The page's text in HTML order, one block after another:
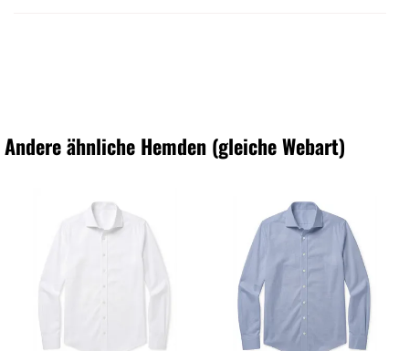
Andere ähnliche Hemden (gleiche Webart)